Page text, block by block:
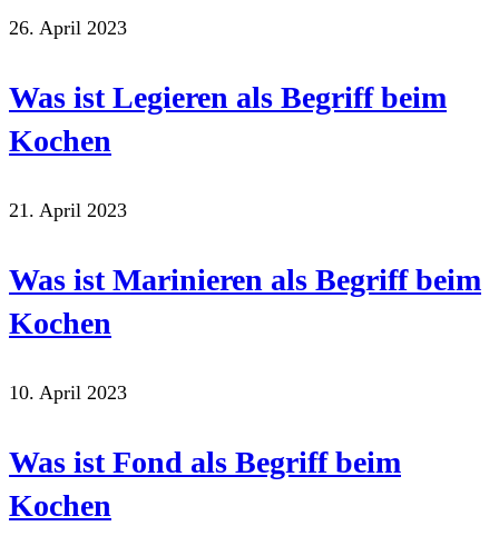
26. April 2023
Was ist Legieren als Begriff beim
Kochen
21. April 2023
Was ist Marinieren als Begriff beim
Kochen
10. April 2023
Was ist Fond als Begriff beim
Kochen